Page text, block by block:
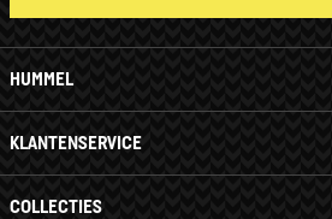
HUMMEL
KLANTENSERVICE
COLLECTIES